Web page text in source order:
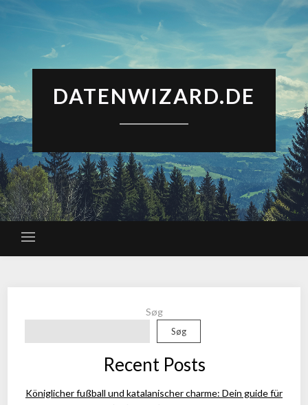
DATENWIZARD.DE
Søg
Søg
Recent Posts
Königlicher fußball und katalanischer charme: Dein guide für